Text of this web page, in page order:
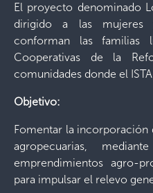
El proyecto denominado
dirigido a las mujeres
conforman las familias
Cooperativas de la
comunidades donde el
Objetivo:
Fomentar la incorporación
agropecuarias,
emprendimientos agro-
para impulsar el relevo